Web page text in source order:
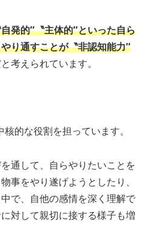
発的″〝主体的″といった自ら
り通すことが〝非認知能力″
考えられています。
的な役割を担っています。
通して、自らやりたいことを
事をやり遂げようとしたり、
で、自他の感情を深く理解で
対して親切に接する様子も増